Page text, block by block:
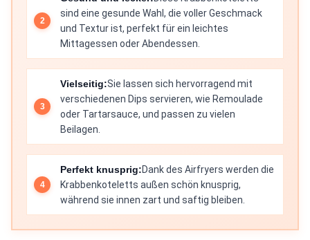
sind eine gesunde Wahl, die voller Geschmack
und Textur ist, perfekt für ein leichtes
Mittagessen oder Abendessen.
Vielseitig:Sie lassen sich hervorragend mit
verschiedenen Dips servieren, wie Remoulade
oder Tartarsauce, und passen zu vielen
Beilagen.
Perfekt knusprig:Dank des Airfryers werden die
Krabbenkoteletts außen schön knusprig,
während sie innen zart und saftig bleiben.